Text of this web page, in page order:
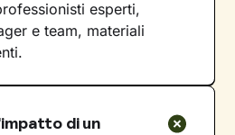
esperti,
e team, materiali
di un